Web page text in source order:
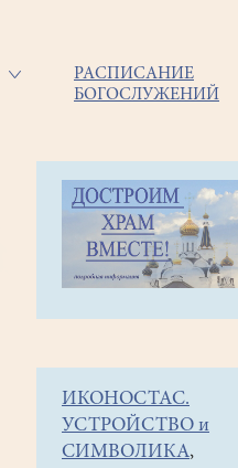
РАСПИСАНИЕ
БОГОСЛУЖЕНИЙ
Строка
навигации
Объявления
часов
ИКОНОСТАС.
УСТРОЙСТВО и
СИМВОЛИКА,